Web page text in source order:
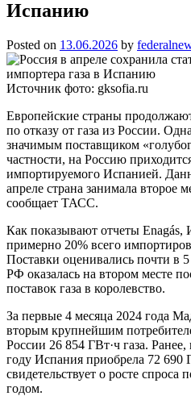
Испанию
Posted on 13.06.2026 by
Источник фото: gksofia.ru
Европейские страны
по отказу от газа из России.
значимым поставщиком
частности, на Россию
импортируемого Испанией.
апреле страна занимала второе
сообщает ТАСС.
Как показывают отчеты Enagás,
примерно 20% всего
Поставки оценивались почти в
РФ оказалась на втором месте
поставок газа в королевство.
За первые 4 месяца 2024 года
вторым крупнейшим
России 26 854 ГВт·ч газа.
году Испания приобрела 72 690
свидетельствует о росте
годом.